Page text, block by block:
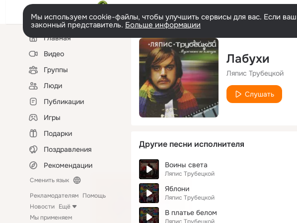
Мы используем cookie-файлы, чтобы улучшить сервисы для вас. Если
законный представитель. Больше информации
Левая
колонкаГлавная
Видео
Группы
Люди
Публикации
Игры
Подарки
Поздравления
Рекомендации
Сменить язык
Рекламодателям Помощь
Новости Ещё
Мы применяем
Лабухи
Ляпис Трубецкой
Слушать
Другие песни исполнителя
Воины света
Ляпис Трубецкой
Яблони
Ляпис Трубецкой
В платье белом